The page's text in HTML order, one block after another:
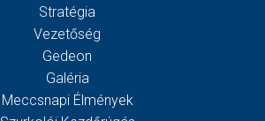
Stratégia
Vezetőség
Gedeon
Galéria
Meccsnapi Élmények